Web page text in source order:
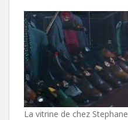
La vitrine de chez Stephane